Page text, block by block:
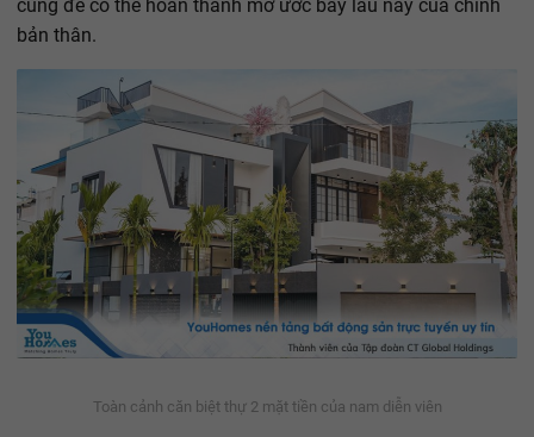
cũng để có thể hoàn thành mơ ước bấy lâu nay của chính
bản thân.
Toàn cảnh căn biệt thự 2 mặt tiền của nam diễn viên